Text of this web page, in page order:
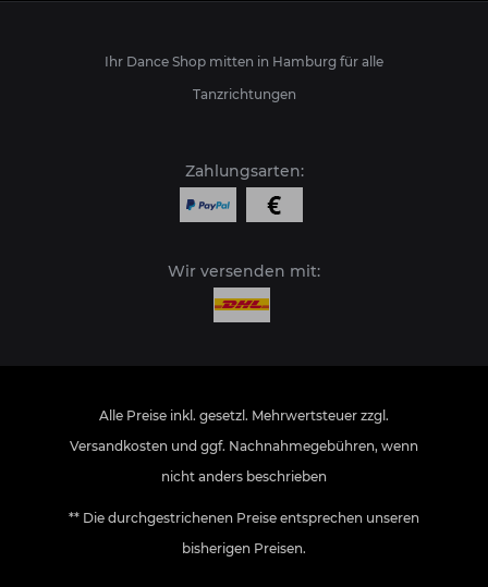
Ihr Dance Shop mitten in Hamburg für alle
Tanzrichtungen
Zahlungsarten:
Wir versenden mit:
Alle Preise inkl. gesetzl. Mehrwertsteuer zzgl.
Versandkosten und ggf. Nachnahmegebühren, wenn
nicht anders beschrieben
** Die durchgestrichenen Preise entsprechen unseren
bisherigen Preisen.